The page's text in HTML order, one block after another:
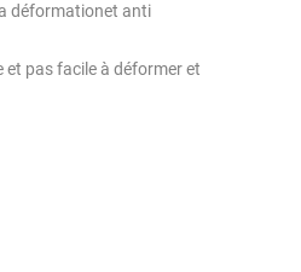
déformationet anti
et pas facile à déformer et